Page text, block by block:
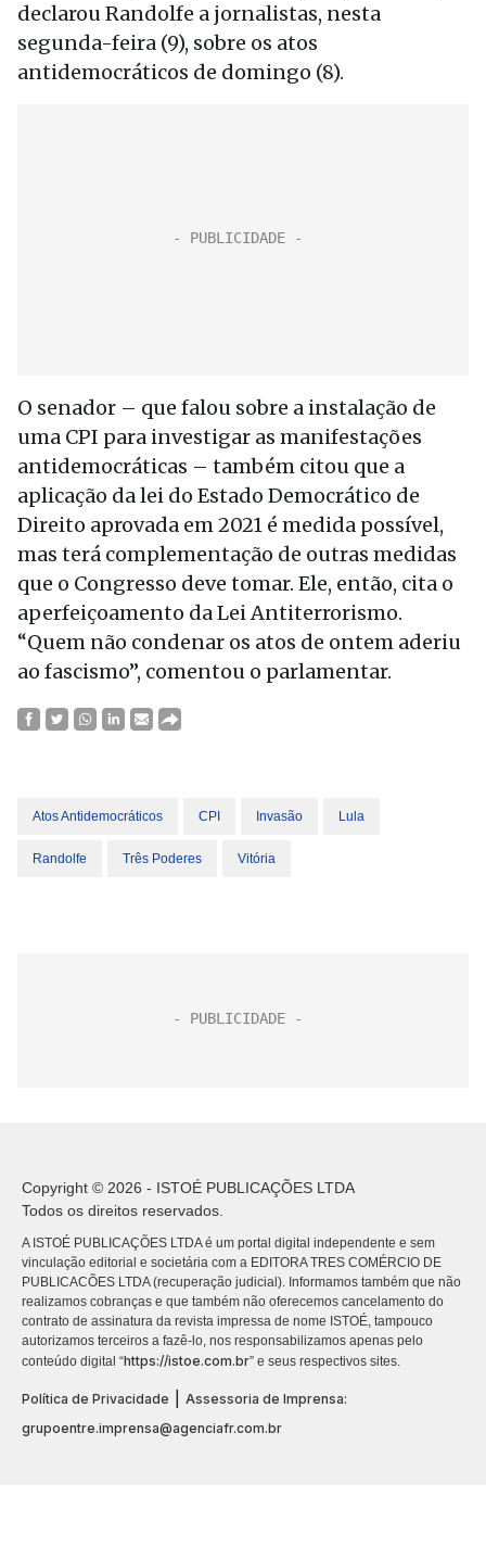
declarou Randolfe a jornalistas, nesta
segunda-feira (9), sobre os atos
antidemocráticos de domingo (8).
O senador – que falou sobre a instalação de
uma CPI para investigar as manifestações
antidemocráticas – também citou que a
aplicação da lei do Estado Democrático de
Direito aprovada em 2021 é medida possível,
mas terá complementação de outras medidas
que o Congresso deve tomar. Ele, então, cita o
aperfeiçoamento da Lei Antiterrorismo.
“Quem não condenar os atos de ontem aderiu
ao fascismo”, comentou o parlamentar.
Atos Antidemocráticos CPI Invasão Lula
Randolfe Três Poderes Vitória
Copyright © 2026 - ISTOÉ PUBLICAÇÕES LTDA
Todos os direitos reservados.
A ISTOÉ PUBLICAÇÕES LTDA é um portal digital independente e sem
vinculação editorial e societária com a EDITORA TRES COMÉRCIO DE
PUBLICACÕES LTDA (recuperação judicial). Informamos também que não
realizamos cobranças e que também não oferecemos cancelamento do
contrato de assinatura da revista impressa de nome ISTOÉ, tampouco
autorizamos terceiros a fazê-lo, nos responsabilizamos apenas pelo
conteúdo digital “https://istoe.com.br” e seus respectivos sites.
Política de Privacidade
Assessoria de Imprensa:
grupoentre.imprensa@agenciafr.com.br